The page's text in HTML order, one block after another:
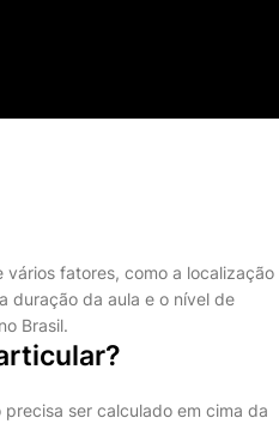
fatores, como a localização
duração da aula e o nível de
Brasil.
ser calculado em cima da